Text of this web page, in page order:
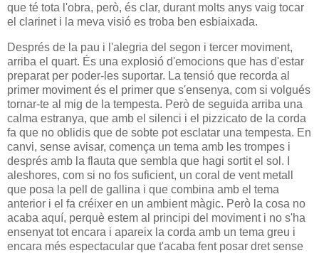
que té tota l'obra, però, és clar, durant molts anys vaig tocar
el clarinet i la meva visió es troba ben esbiaixada.
Després de la pau i l'alegria del segon i tercer moviment,
arriba el quart. És una explosió d'emocions que has d'estar
preparat per poder-les suportar. La tensió que recorda al
primer moviment és el primer que s'ensenya, com si volgués
tornar-te al mig de la tempesta. Però de seguida arriba una
calma estranya, que amb el silenci i el pizzicato de la corda
fa que no oblidis que de sobte pot esclatar una tempesta. En
canvi, sense avisar, comença un tema amb les trompes i
després amb la flauta que sembla que hagi sortit el sol. I
aleshores, com si no fos suficient, un coral de vent metall
que posa la pell de gallina i que combina amb el tema
anterior i el fa créixer en un ambient màgic. Però la cosa no
acaba aquí, perquè estem al principi del moviment i no s'ha
ensenyat tot encara i apareix la corda amb un tema greu i
encara més espectacular que t'acaba fent posar dret sense